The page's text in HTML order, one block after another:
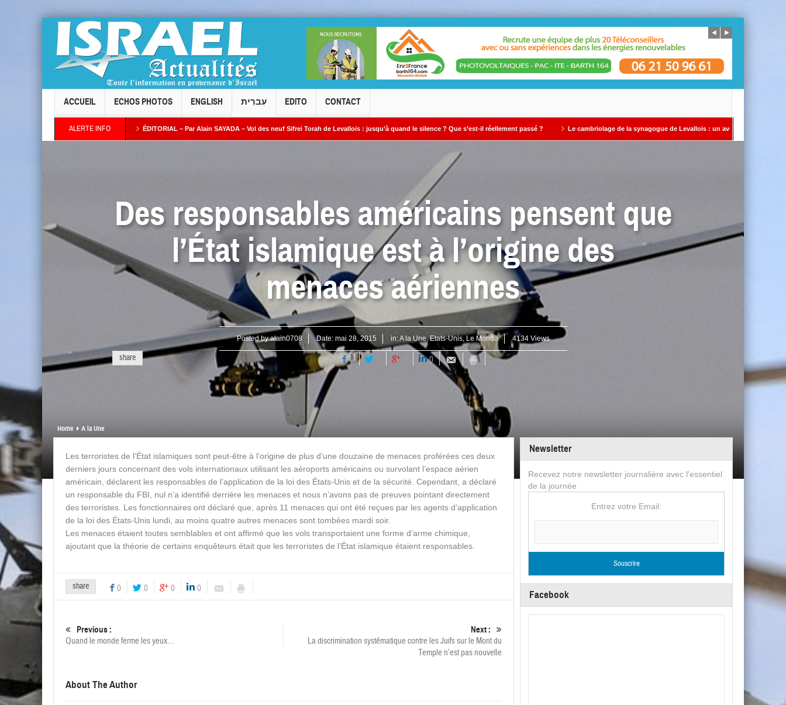
ACCUEIL ECHOS PHOTOS ENGLISH עִברִית EDITO CONTACT
ALERTE INFO
par Alain AZRIA ÉDITORIAL – Par Alain SAYADA – Vol des neuf Sifrei Torah de Levallois : jusqu’à quand le silence ? Que s’est-il réellement passé ? Le cambriolage de la synagogue de Levallois : un avertissement qui ne doit pas être
Des responsables américains pensent que
l’État islamique est à l’origine des
menaces aériennes
Posted byalain0708 Date: mai 28, 2015 in:A la Une,Etats-Unis, Le Monde 4134 Views
share 0 0
Home A la Une
Les terroristes de l’État islamiques sont peut-être à l’origine de plus d’une douzaine de menaces proférées ces deux
derniers jours concernant des vols internationaux utilisant les aéroports américains ou survolant l’espace aérien
américain, déclarent les responsables de l’application de la loi des États-Unis et de la sécurité. Cependant, a déclaré
un responsable du FBI, nul n’a identifié derrière les menaces et nous n’avons pas de preuves pointant directement
des terroristes. Les fonctionnaires ont déclaré que, après 11 menaces qui ont été reçues par les agents d’application
de la loi des États-Unis lundi, au moins quatre autres menaces sont tombées mardi soir.
Les menaces étaient toutes semblables et ont affirmé que les vols transportaient une forme d’arme chimique,
ajoutant que la théorie de certains enquêteurs était que les terroristes de l’État islamique étaient responsables.
share 0 0 0 0
Previous :
Quand le monde ferme les yeux…
Next :
La discrimination systématique contre les Juifs sur le Mont du
Temple n’est pas nouvelle
About The Author
Newsletter
Recevez notre newsletter journalière avec l'essentiel
de la journée
Entrez votre Email:
Facebook